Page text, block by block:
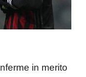
in merito